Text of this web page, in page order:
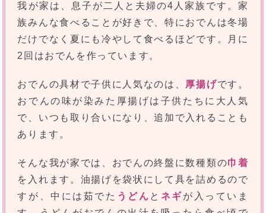
我が家は、息子が二人と夫婦の4人家族です。家
族みんな食べることが好きで、特におでんは冬場
だけでなく夏にも冷やして食べるほどです。月に
2回はおでんを作っています。
おでんの具材で子供に人気なのは、 厚揚げです。
おでんの味が染みた厚揚げは子供たちに大人気
で、いつも取り合いになり、追加で入れることも
あります。
そんな我が家では、おでんの終盤に数種類の巾着
を入れます。油揚げを袋状にして具を詰めるので
すが、中には茹でた うどん と ネギが入っていま